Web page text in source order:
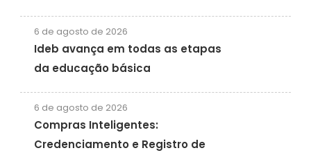
6 de agosto de 2026
Ideb avança em todas as etapas
da educação básica
6 de agosto de 2026
Compras Inteligentes:
Credenciamento e Registro de